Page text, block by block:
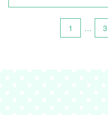
売されているお菓子紹介します。
受験生へのお菓子で合格祈願はで
きるのか？ 受験生へのお菓子は
「合格祈願」と書かれています
1 … 3